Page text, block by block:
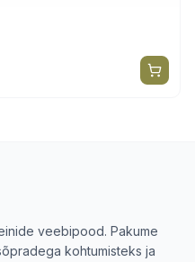
veebipood. Pakume
kohtumisteks ja